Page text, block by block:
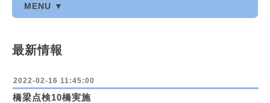
MENU ▼
最新情報
2022-02-16 11:45:00
橋梁点検10橋実施